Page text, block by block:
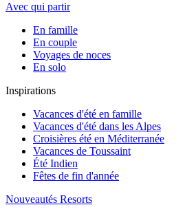
Avec qui partir
En famille
En couple
Voyages de noces
En solo
Inspirations
Vacances d'été en famille
Vacances d'été dans les Alpes
Croisières été en Méditerranée
Vacances de Toussaint
Été Indien
Fêtes de fin d'année
Nouveautés Resorts